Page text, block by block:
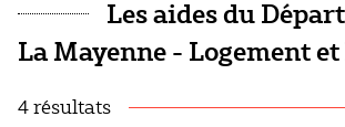
Les aides du
La Mayenne - Logement
4 résultats